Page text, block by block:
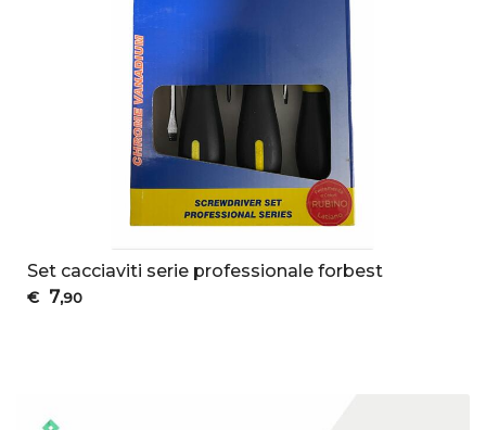
Set cacciaviti serie professionale forbest
€ 7,90